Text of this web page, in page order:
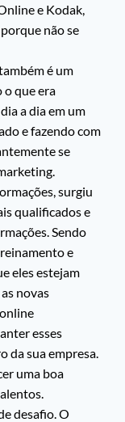
e Kodak,
não se
é um
o que era
a dia em um
e fazendo com
se
surgiu
qualificados e
Sendo
e
eles estejam
novas
esses
da sua empresa.
uma boa
desafio. O